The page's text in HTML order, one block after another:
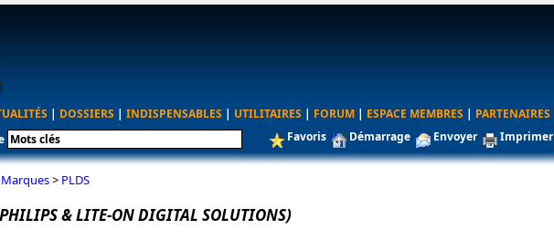
| DOSSIERS | INDISPENSABLES | UTILITAIRES | FORUM | ESPACE MEMBRES | PARTENAIRES
Favoris Démarrage Envoyer Imprimer
Marques> PLDS
& LITE-ON DIGITAL SOLUTIONS)